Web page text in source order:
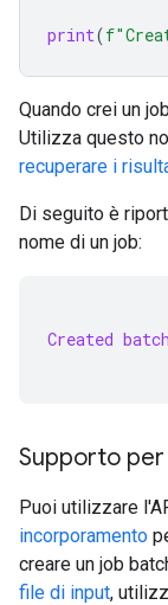
print(f
Quando crei un
Utilizza questo
recuperare i
Di seguito è
nome di un job:
Created
Supporto
Puoi utilizzare
incorporamento
creare un job
file di input,